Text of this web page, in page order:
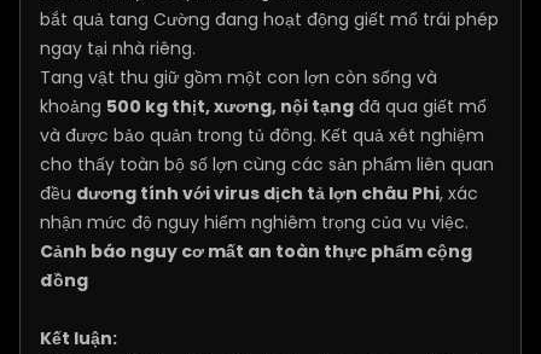
bắt quả tang Cường đang hoạt động giết mổ trái phép
ngay tại nhà riêng.
Tang vật thu giữ gồm một con lợn còn sống và
khoảng 500 kg thịt, xương, nội tạng đã qua giết mổ
và được bảo quản trong tủ đông. Kết quả xét nghiệm
cho thấy toàn bộ số lợn cùng các sản phẩm liên quan
đều dương tính với virus dịch tả lợn châu Phi, xác
nhận mức độ nguy hiểm nghiêm trọng của vụ việc.
Cảnh báo nguy cơ mất an toàn thực phẩm cộng
đồng
Kết luận: